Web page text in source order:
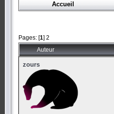
Accueil
Pages: [1] 2
Auteur
zours